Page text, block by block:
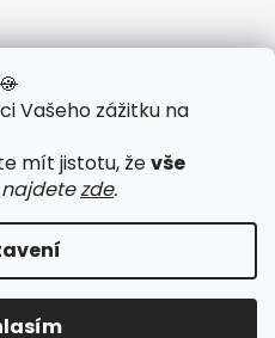
🍪
Vašeho zážitku na
mít jistotu, ževše
najdetezde.
O ELEKTROKOLECH
KE STAŽENÍ
&PekneWeby